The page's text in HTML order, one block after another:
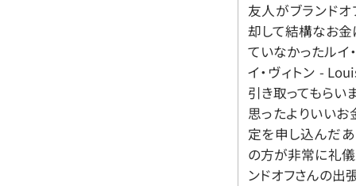
友人がブランド
却して結構なお金
ていなかったルイ
イ・ヴィトン -
引き取ってもらい
思ったよりいいお
定を申し込んだ
の方が非常に礼儀
ンドオフさんの出